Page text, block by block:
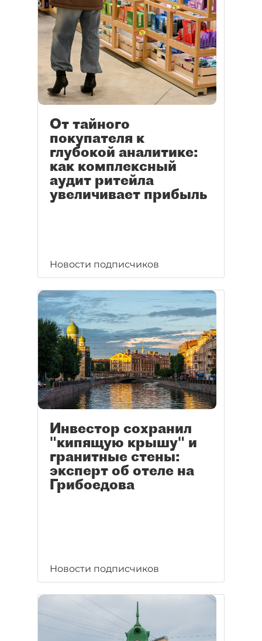
От тайного
покупателя к
глубокой аналитике:
как комплексный
аудит ритейла
увеличивает прибыль
Новости подписчиков
Инвестор сохранил
"кипящую крышу" и
гранитные стены:
эксперт об отеле на
Грибоедова
Новости подписчиков